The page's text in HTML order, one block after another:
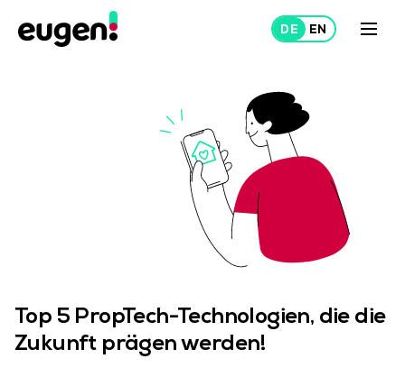
Top 5 PropTech-Technologien, die die
Zukunft prägen werden!